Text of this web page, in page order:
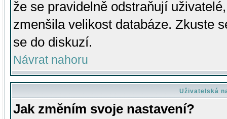
že se pravidelně odstraňují
zmenšila velikost databáze. Zkuste
se do diskuzí.
Návrat nahoru
Uživatelská
Jak změním svoje nastavení?